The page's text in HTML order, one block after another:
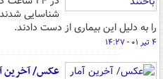
شناسایی شدند
را به دلیل این بیماری از دست دادند.
۴ تیر ۰۱ - ۱۴:۲۷
عکس/ آخرین